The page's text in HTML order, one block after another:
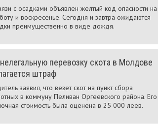
с осадками объявлен желтый код опасности на
и воскресенье. Сегодня и завтра ожидаются
преимущественно в виде дождя.
перевозку скота в Молдове
штраф
заявил, что везет скот на пункт сбора
в коммуну Пеливан Оргеевского района. Его
стоимость была оценена в 25 000 леев.